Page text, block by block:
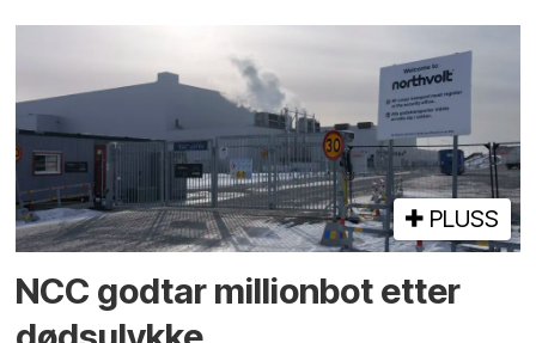
PLUSS
NCC godtar millionbot etter